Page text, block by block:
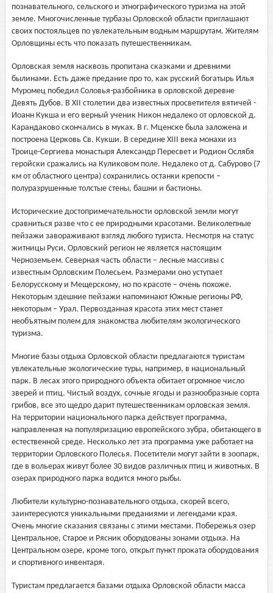
познавательного, сельского и этнографического туризма на этой
земле. Многочисленные турбазы Орловской области приглашают
своих постояльцев по увлекательным водным маршрутам. Жителям
Орловщины есть что показать путешественникам.
Орловская земля насквозь пропитана сказками и древними
былинами. Есть даже предание про то, как русский богатырь Илья
Муромец победил Соловья-разбойника в орловской деревне
Девять Дубов. В ХII столетии два известных просветителя вятичей -
Иоанн Кукша и его верный ученик Никон недалеко от орловской д.
Карандаково скончались в муках. В г. Мценске была заложена и
построена Церковь Св. Кукши. В середине XIII века монахи из
Троице-Сергиева монастыря Александр Пересвет и Родион Ослябя
геройски сражались на Куликовом поле. Недалеко от д. Сабурово (7
км от областного центра) сохранились останки крепости –
полуразрушенные толстые стены, башни и бастионы.
Исторические достопримечательности орловской земли могут
сравниться разве что с ее природными красотами. Великолепные
пейзажи завораживают взгляд любого туриста. Несмотря на статус
житницы Руси, Орловский регион не является настоящим
Черноземьем. Северная часть области – лесные массивы с
известным Орловским Полесьем. Размерами оно уступает
Белорусскому и Мещерскому, но по красоте – очень похоже.
Некоторым здешние пейзажи напоминают Южные регионы РФ,
некоторым – Урал. Первозданная красота этих мест станет
необъятным полем для знакомства любителям экологического
туризма.
Многие базы отдыха Орловской области предлагаются туристам
увлекательные экологические туры, например, в национальный
парк. В лесах этого природного объекта обитает огромное число
зверей и птиц. Чистый воздух, сочные ягоды и разнообразные сорта
грибов, все это щедро дарит путешественникам орловская земля.
На территории национального парка действует программа,
направленная на популяризацию европейского зубра, обитающего в
естественной среде. Несколько лет эта программа уже работает на
территории Орловского Полесья. Посетители могут зайти в зоопарк,
где в вольерах живут более 30 видов различных птиц и животных. В
озерах природного парка водится много рыбы.
Любители культурно-познавательного отдыха, скорей всего,
заинтересуются уникальными преданиями и легендами края.
Очень многие сказания связаны с этими местами. Побережья озер
Центральное, Старое и Рясник оборудованы зонами отдыха. На
Центральном озере, кроме того, открыт пункт проката оборудования
и спортивного инвентаря.
Туристам предлагается базами отдыха Орловской области масса